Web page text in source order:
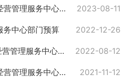
2022年度汨罗市农村经营管理服务中心部门决算 2023-08-11
中心部门预算 2022-12-26
2021年度汨罗市农村经营管理服务中心部门决算 2022-08-12
2022年度汨罗市农村经营管理服务中心部门预算 2021-11-12